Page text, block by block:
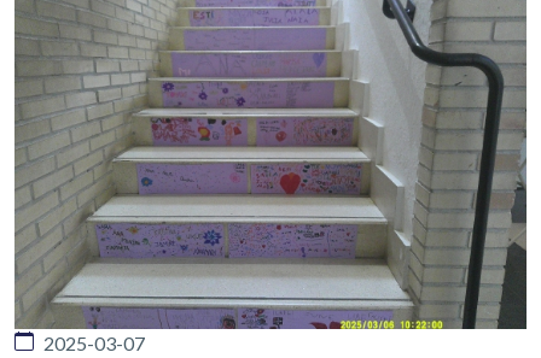
2025-03-07